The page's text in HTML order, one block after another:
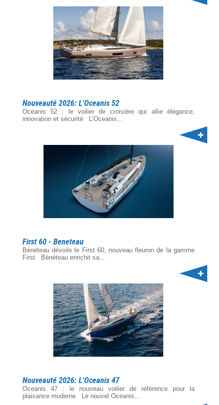
Nouveauté 2026: L'Oceanis 52
Oceanis 52 : le voilier de croisière qui allie élégance,
innovation et sécurité L’Oceanis...
First 60 - Beneteau
Bénéteau dévoile le First 60, nouveau fleuron de la gamme
First Bénéteau enrichit sa...
Nouveauté 2026: L'Oceanis 47
Oceanis 47 : le nouveau voilier de référence pour la
plaisance moderne Le nouvel Oceanis...